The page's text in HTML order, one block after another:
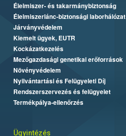
Élelmiszer- és takarmánybiztonság
Élelmiszerlánc-biztonsági laborhálózat
Járványvédelem
Kiemelt ügyek, EUTR
Kockázatkezelés
Mezőgazdasági genetikai erőforrások
Növényvédelem
Nyilvántartási és Felügyeleti Díj
Rendszerszervezés és felügyelet
Termékpálya-ellenőrzés
Ügyintézés